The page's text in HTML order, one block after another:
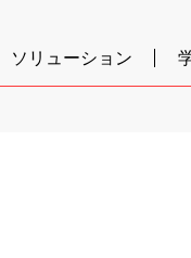
ソリューション